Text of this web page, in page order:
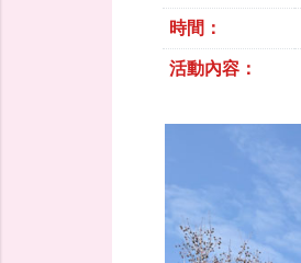
時間：
活動內容：